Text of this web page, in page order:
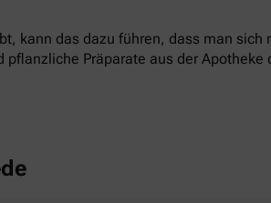
kann das dazu führen, dass man
Präparate aus der